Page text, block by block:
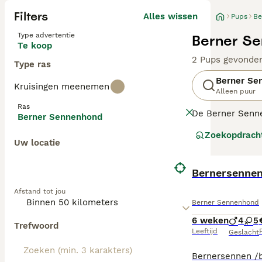
Filters Alles wissen
Type advertentie
Te koop
Type ras
Kruisingen meenemen
Ras
Berner Sennenhond
Uw locatie
Afstand tot jou
Trefwoord
Pups
Berner
2 Pups
Berner
Alleen puur
De Berner
die het
Berner Sennenhond
6 weken
Leeftijd
4 5
Geslacht